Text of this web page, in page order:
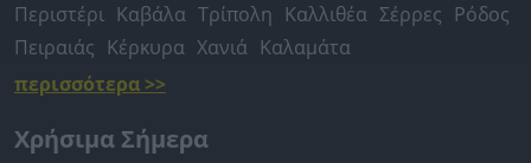
Περιστέρι Καβάλα Τρίπολη Καλλιθέα Σέρρες Ρόδος
Πειραιάς Κέρκυρα Χανιά Καλαμάτα
περισσότερα >>
Χρήσιμα Σήμερα